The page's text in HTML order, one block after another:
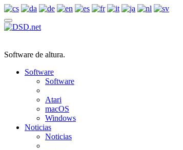
Software de altura.
Software
Software
Atari
macOS
Windows
Noticias
Noticias